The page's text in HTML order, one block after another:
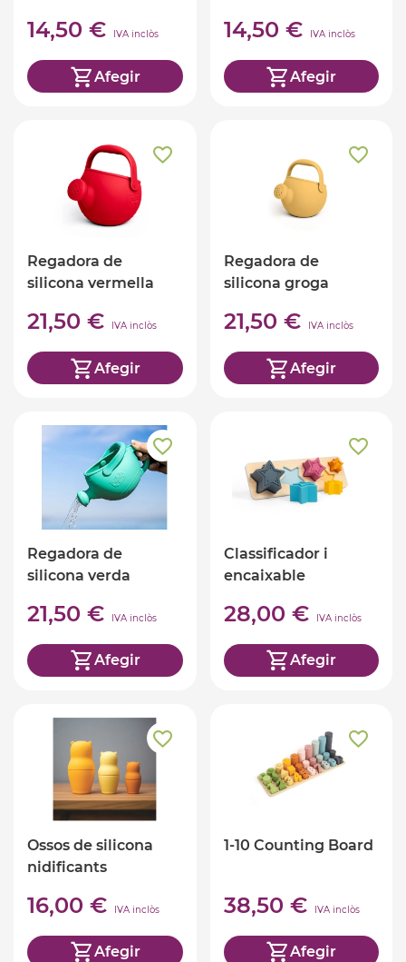
14,50 € IVA inclòs
Afegir
14,50 € IVA inclòs
Afegir
Regadora de
silicona vermella
21,50 € IVA inclòs
Afegir
Regadora de
silicona groga
21,50 € IVA inclòs
Afegir
Regadora de
silicona verda
21,50 € IVA inclòs
Afegir
Classificador i
encaixable
28,00 € IVA inclòs
Afegir
Ossos de silicona
nidificants
16,00 € IVA inclòs
Afegir
1-10 Counting Board
38,50 € IVA inclòs
Afegir